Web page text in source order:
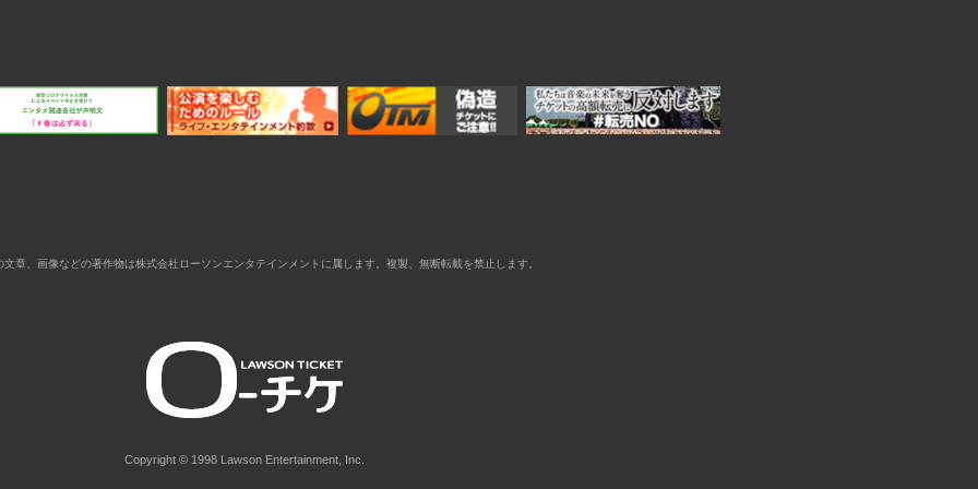
文章、画像などの著作物は株式会社ローソンエンタテインメントに属します。複製、無断転載を禁止します。
Copyright © 1998 Lawson Entertainment, Inc.